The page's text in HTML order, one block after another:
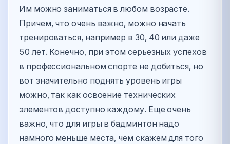
Им можно заниматься в любом возрасте.
Причем, что очень важно, можно начать
тренироваться, например в 30, 40 или даже
50 лет. Конечно, при этом серьезных успехов
в профессиональном спорте не добиться, но
вот значительно поднять уровень игры
можно, так как освоение технических
элементов доступно каждому. Еще очень
важно, что для игры в бадминтон надо
намного меньше места, чем скажем для того